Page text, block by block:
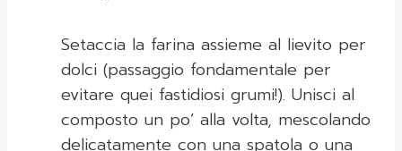
Setaccia la farina assieme al lievito per
dolci (passaggio fondamentale per
evitare quei fastidiosi grumi!). Unisci al
composto un po’ alla volta, mescolando
delicatamente con una spatola o una